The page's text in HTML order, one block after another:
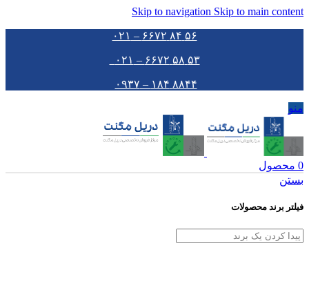
Skip to navigation Skip to main content
۵۶ ۸۴ ۶۶۷۲ – ۰۲۱
۵۳ ۵۸ ۶۶۷۲ – ۰۲۱
۸۸۴۴ ۱۸۴ – ۰۹۳۷
منو
0 محصول
بستن
فیلتر برند محصولات